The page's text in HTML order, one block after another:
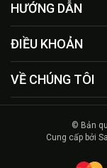
HƯỚNG DẪN
ĐIỀU KHOẢN
VỀ CHÚNG TÔI
© Bản
Cung cấp bởi